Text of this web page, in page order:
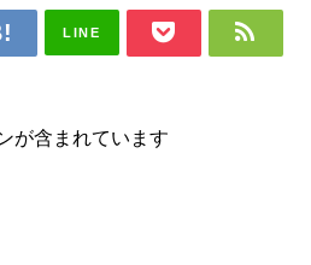
LINE
が含まれています